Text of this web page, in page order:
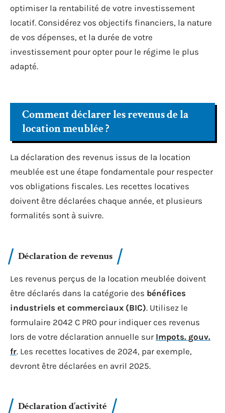
optimiser la rentabilité de votre investissement
locatif. Considérez vos objectifs financiers, la nature
de vos dépenses, et la durée de votre
investissement pour opter pour le régime le plus
adapté.
Comment déclarer les revenus de la
location meublée ?
La déclaration des revenus issus de la location
meublée est une étape fondamentale pour respecter
vos obligations fiscales. Les recettes locatives
doivent être déclarées chaque année, et plusieurs
formalités sont à suivre.
Déclaration de revenus
Les revenus perçus de la location meublée doivent
être déclarés dans la catégorie des bénéfices
industriels et commerciaux (BIC). Utilisez le
formulaire 2042 C PRO pour indiquer ces revenus
lors de votre déclaration annuelle sur Impots. gouv.
fr. Les recettes locatives de 2024, par exemple,
devront être déclarées en avril 2025.
Déclaration d’activité